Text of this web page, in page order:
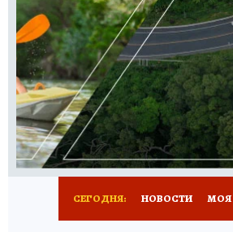
КНИЖНАЯ ПОЛКА
ПРЕСС-ЦЕНТР
РАДИО КП РЕКЛАМА
СЕГОДНЯ: НОВОСТИ МОЯ